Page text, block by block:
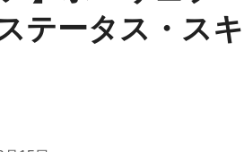
テータス・スキ